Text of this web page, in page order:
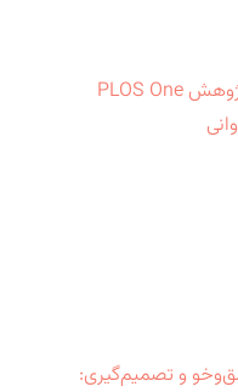
درک تجربه‌های غیرعادی: نتایج پژوهش PLOS One
و تصمیم‌گیری: